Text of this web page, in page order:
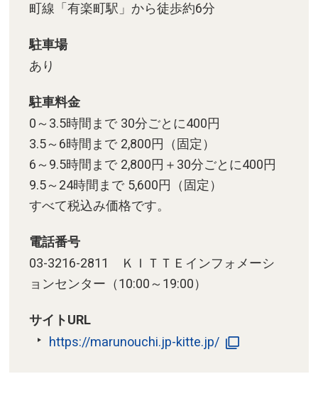
町線「有楽町駅」から徒歩約6分
駐車場
あり
駐車料金
0～3.5時間まで 30分ごとに400円
3.5～6時間まで 2,800円（固定）
6～9.5時間まで 2,800円＋30分ごとに400円
9.5～24時間まで 5,600円（固定）
すべて税込み価格です。
電話番号
03-3216-2811 ＫＩＴＴＥインフォメーシ
ョンセンター（10:00～19:00）
サイトURL
https://marunouchi.jp-kitte.jp/